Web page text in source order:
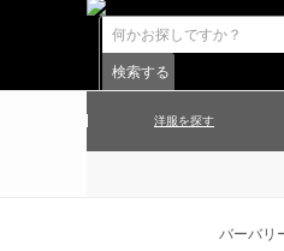
洋服を探す
▲アクセサリー
バーバリ